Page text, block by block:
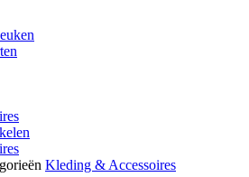
Kleding & Accessoires